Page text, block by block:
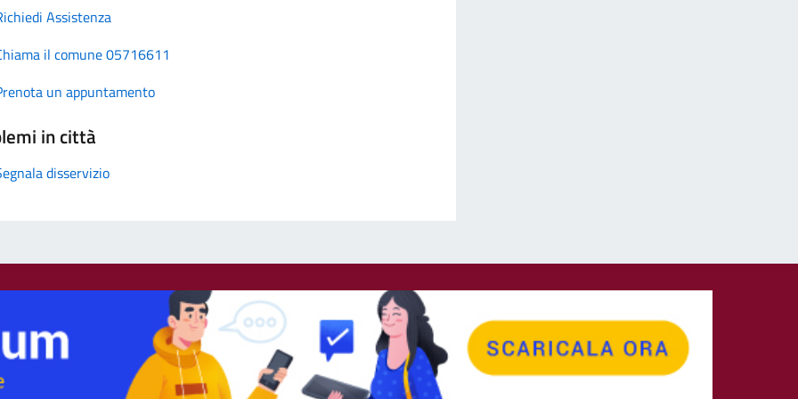
Assistenza
il comune 05716611
un appuntamento
in città
disservizio